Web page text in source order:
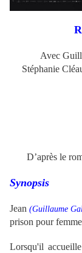
Avec
Stéphanie
D’après le
Synopsis
Jean(Guillaume
prison pour
Lorsqu'il